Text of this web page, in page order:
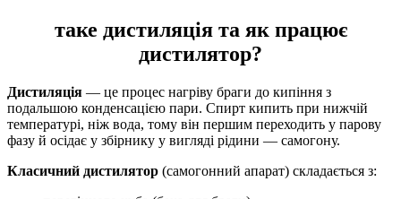
таке дистиляція та як працює
дистилятор?
Дистиляція — це процес нагріву браги до кипіння з
подальшою конденсацією пари. Спирт кипить при нижчій
температурі, ніж вода, тому він першим переходить у парову
фазу й осідає у збірнику у вигляді рідини — самогону.
Класичний дистилятор (самогонний апарат) складається з: